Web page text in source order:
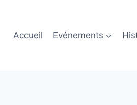
Accueil Evénements